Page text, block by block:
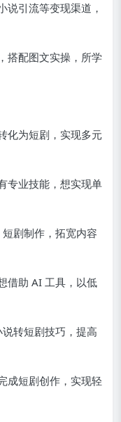
说引流等变现渠道，
搭配图文实操，所学
化为短剧，实现多元
专业技能，想实现单
剧制作，拓宽内容
借助 AI 工具，以低
转短剧技巧，提高
成短剧创作，实现轻